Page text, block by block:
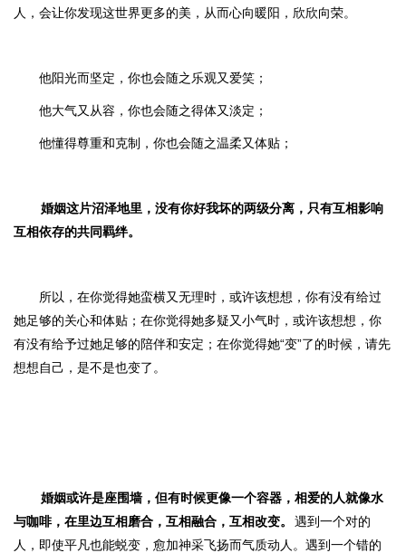
人，会让你发现这世界更多的美，从而心向暖阳，欣欣向荣。
他阳光而坚定，你也会随之乐观又爱笑；
他大气又从容，你也会随之得体又淡定；
他懂得尊重和克制，你也会随之温柔又体贴；
婚姻这片沼泽地里，没有你好我坏的两级分离，只有互相影响
互相依存的共同羁绊。
所以，在你觉得她蛮横又无理时，或许该想想，你有没有给过
她足够的关心和体贴；在你觉得她多疑又小气时，或许该想想，你
有没有给予过她足够的陪伴和安定；在你觉得她“变”了的时候，请先
想想自己，是不是也变了。
婚姻或许是座围墙，但有时候更像一个容器，相爱的人就像水
与咖啡，在里边互相磨合，互相融合，互相改变。
遇到一个对的
人，即使平凡也能蜕变，愈加神采飞扬而气质动人。遇到一个错的